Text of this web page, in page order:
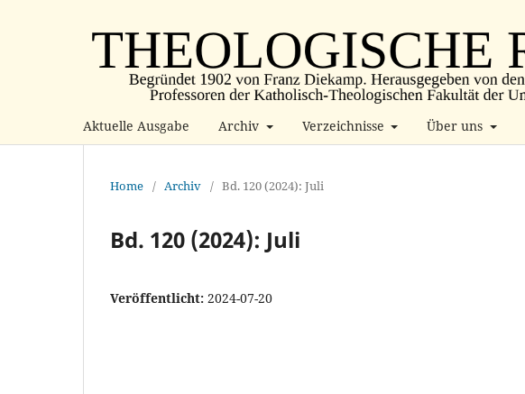
Aktuelle Ausgabe Archiv Verzeichnisse Über uns
Home / Archiv / Bd. 120 (2024): Juli
Bd. 120 (2024): Juli
Veröffentlicht: 2024-07-20